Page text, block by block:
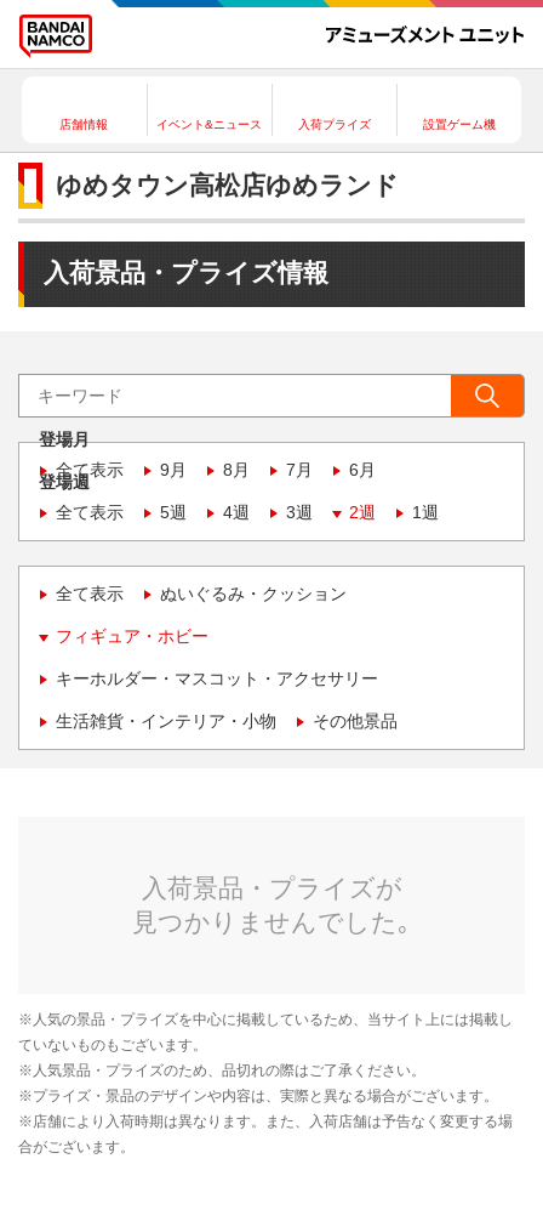
店舗情報 イベント&ニュース 入荷プライズ 設置ゲーム機
ゆめタウン高松店ゆめランド
入荷景品・プライズ情報
登場月
全て表示
9月 8月 7月 6月
登場週
全て表示
5週 4週 3週 2週 1週
全て表示 ぬいぐるみ・クッション
フィギュア・ホビー
キーホルダー・マスコット・アクセサリー
生活雑貨・インテリア・小物 その他景品